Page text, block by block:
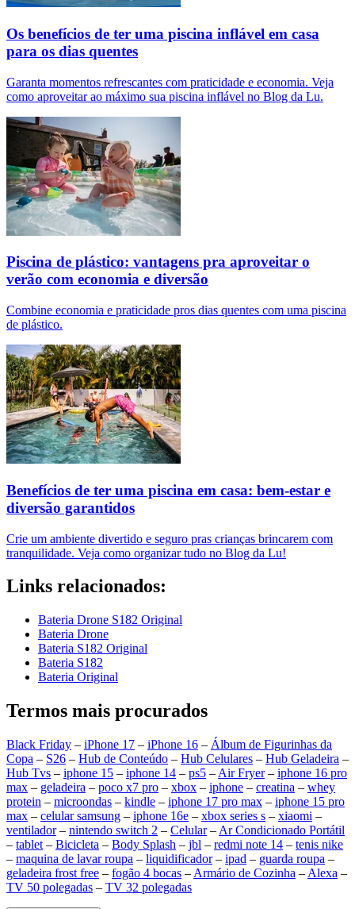
Os benefícios de ter uma piscina inflável em casa
para os dias quentes
Garanta momentos refrescantes com praticidade e economia. Veja
como aproveitar ao máximo sua piscina inflável no Blog da Lu.
Piscina de plástico: vantagens pra aproveitar o
verão com economia e diversão
Combine economia e praticidade pros dias quentes com uma piscina
de plástico.
Benefícios de ter uma piscina em casa: bem-estar e
diversão garantidos
Crie um ambiente divertido e seguro pras crianças brincarem com
tranquilidade. Veja como organizar tudo no Blog da Lu!
Links relacionados:
Bateria Drone S182 Original
Bateria Drone
Bateria S182 Original
Bateria S182
Bateria Original
Termos mais procurados
Black Friday – iPhone 17 – iPhone 16 – Álbum de Figurinhas da
Copa – S26 – Hub de Conteúdo – Hub Celulares – Hub Geladeira –
Hub Tvs – iphone 15 – iphone 14 – ps5 – Air Fryer– iphone 16 pro
max – geladeira – poco x7 pro – xbox – iphone – creatina – whey
protein – microondas – kindle – iphone 17 pro max – iphone 15 pro
max – celular samsung – iphone 16e – xbox series s – xiaomi –
ventilador– nintendo switch 2 – Celular– Ar Condicionado Portátil
– tablet – Bicicleta – Body Splash – jbl – redmi note 14 – tenis nike
– maquina de lavar roupa – liquidificador– ipad – guarda roupa –
geladeira frost free – fogão 4 bocas – Armário de Cozinha – Alexa –
TV 50 polegadas – TV 32 polegadas